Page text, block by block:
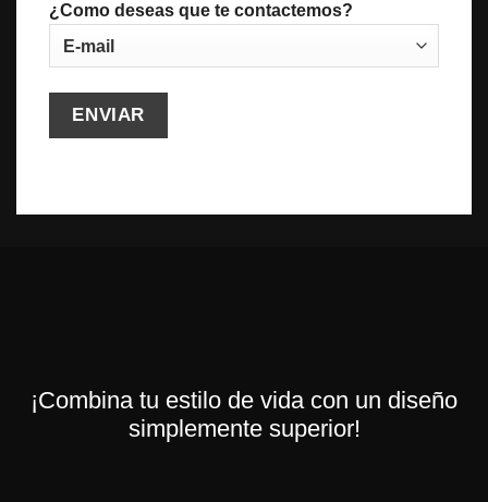
¿Como deseas que te contactemos?
¡Combina tu estilo de vida con un diseño
simplemente superior!